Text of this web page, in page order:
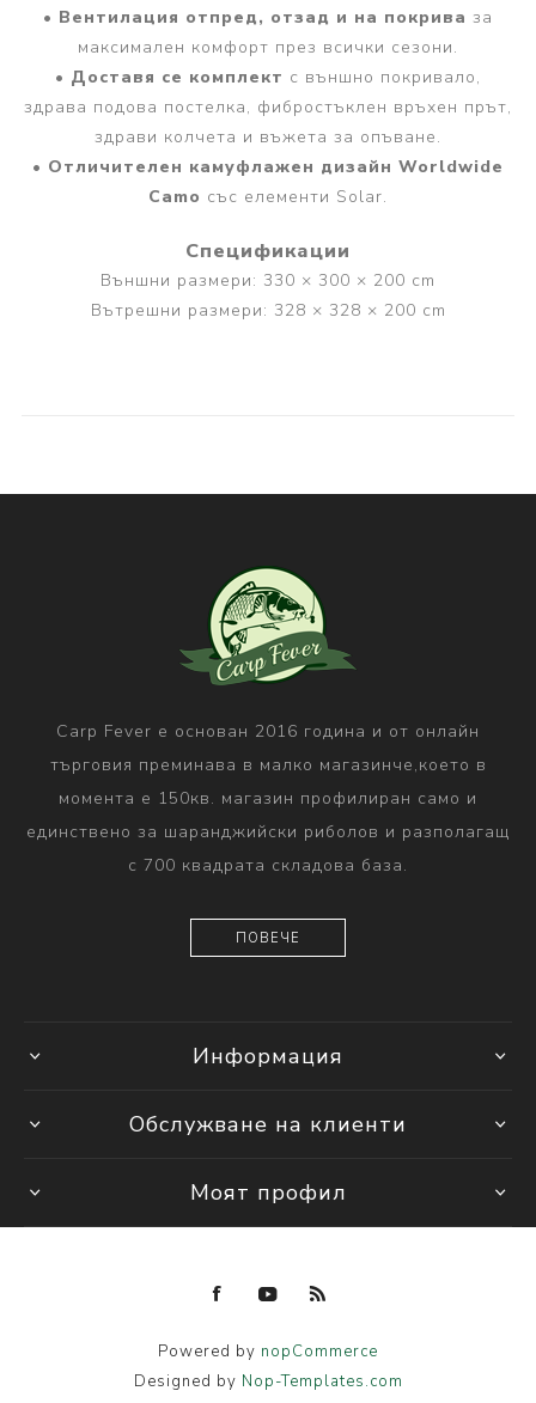
• Вентилация отпред, отзад и на покрива за
максимален комфорт през всички сезони.
• Доставя се комплект с външно покривало,
здрава подова постелка, фибростъклен връхен прът,
здрави колчета и въжета за опъване.
• Отличителен камуфлажен дизайн Worldwide
Camo със елементи Solar.
Спецификации
Външни размери: 330 × 300 × 200 cm
Вътрешни размери: 328 × 328 × 200 cm
Carp Fever е основан 2016 година и от онлайн
търговия преминава в малко магазинче,което в
момента е 150кв. магазин профилиран само и
единствено за шаранджийски риболов и разполагащ
с 700 квадрата складова база.
ПОВЕЧЕ
Информация
Обслужване на клиенти
Моят профил
Powered by nopCommerce
Designed by Nop-Templates.com